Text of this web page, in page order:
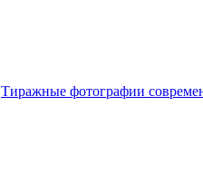
Тиражные фотографии